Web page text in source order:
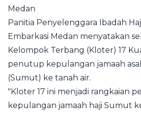
Medan
Panitia Penyelenggara Ibadah
Embarkasi Medan menyatakan
Kelompok Terbang (Kloter) 17
penutup kepulangan jamaah
(Sumut) ke tanah air.
"Kloter 17 ini menjadi rangkaian
kepulangan jamaah haji Sumut